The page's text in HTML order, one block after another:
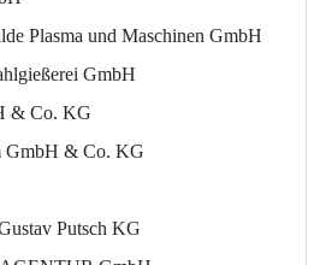
Plasma und Maschinen GmbH
GmbH
& Co. KG
GmbH & Co. KG
Putsch KG